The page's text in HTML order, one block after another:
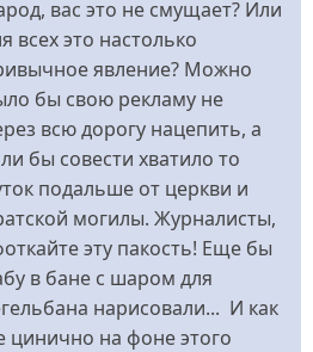
вас это не смущает? Или
всех это настолько
явление? Можно
бы свою рекламу не
всю дорогу нацепить, а
бы совести хватило то
подальше от церкви и
могилы. Журналисты,
эту пакость! Еще бы
в бане с шаром для
нарисовали... И как
цинично на фоне этого